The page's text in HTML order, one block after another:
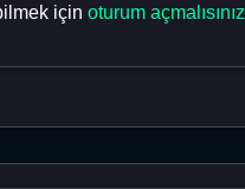
için oturum açmalısınız